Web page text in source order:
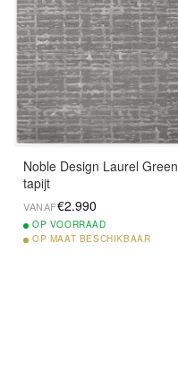
Noble Design Laurel Green
tapijt
VANAF€2.990
OP VOORRAAD
OP MAAT BESCHIKBAAR